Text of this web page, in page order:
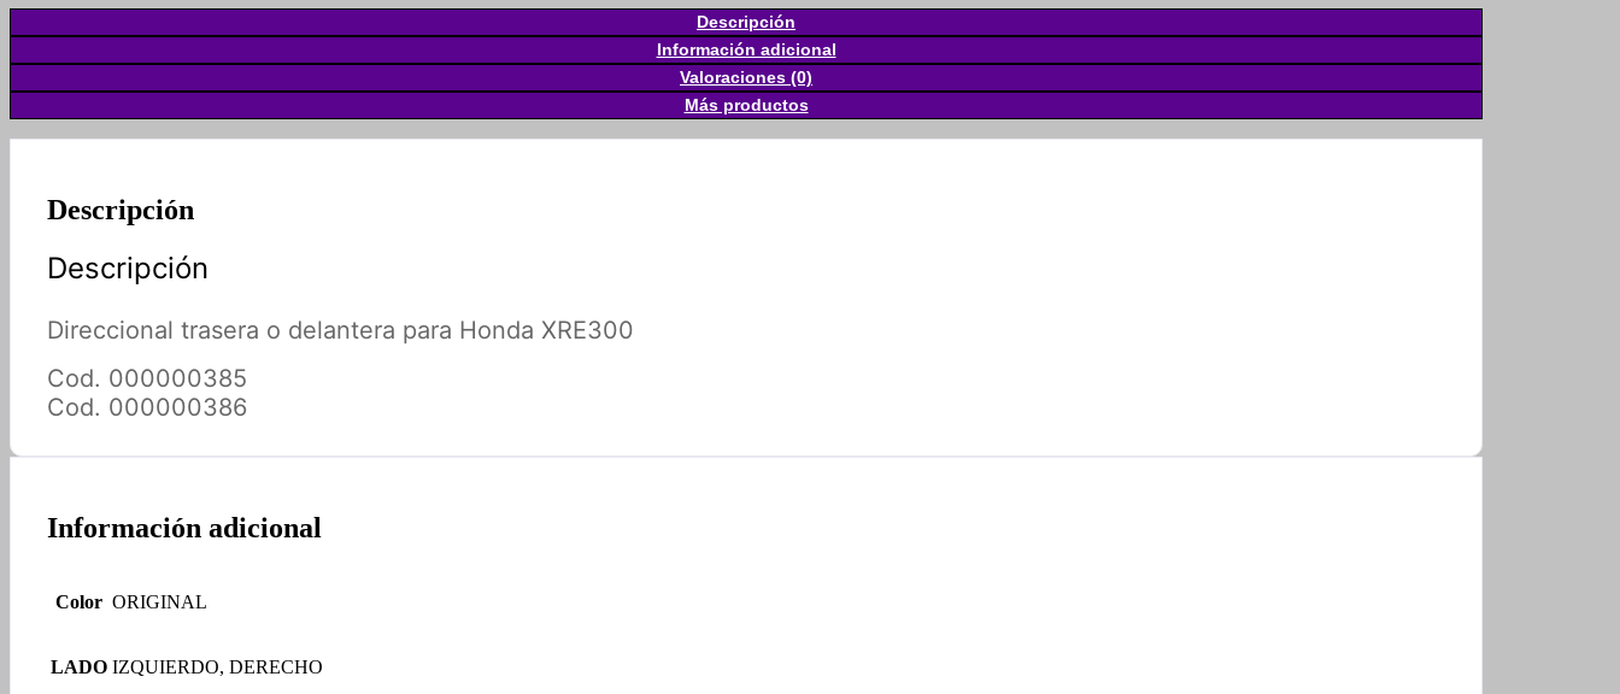
Descripción
Información adicional
Valoraciones (0)
Más productos
Descripción
Descripción
Direccional trasera o delantera para Honda XRE300
Cod. 000000385
Cod. 000000386
Información adicional
Color ORIGINAL
LADO IZQUIERDO, DERECHO